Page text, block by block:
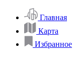
Главная
Карта
Избранное